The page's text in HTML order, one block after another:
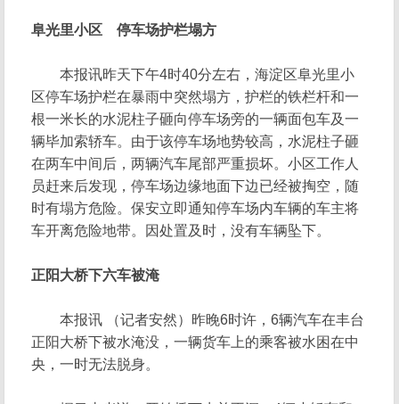
阜光里小区 停车场护栏塌方
本报讯昨天下午4时40分左右，海淀区阜光里小
区停车场护栏在暴雨中突然塌方，护栏的铁栏杆和一
根一米长的水泥柱子砸向停车场旁的一辆面包车及一
辆毕加索轿车。由于该停车场地势较高，水泥柱子砸
在两车中间后，两辆汽车尾部严重损坏。小区工作人
员赶来后发现，停车场边缘地面下边已经被掏空，随
时有塌方危险。保安立即通知停车场内车辆的车主将
车开离危险地带。因处置及时，没有车辆坠下。
正阳大桥下六车被淹
本报讯 （记者安然）昨晚6时许，6辆汽车在丰台
正阳大桥下被水淹没，一辆货车上的乘客被水困在中
央，一时无法脱身。